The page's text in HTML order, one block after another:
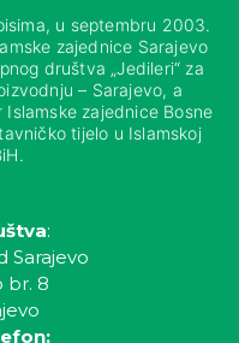
u septembru 2003.
zajednice Sarajevo
društva „Jedileri“ za
– Sarajevo, a
zajednice Bosne
tijelo u Islamskoj
:
Sarajevo
br. 8